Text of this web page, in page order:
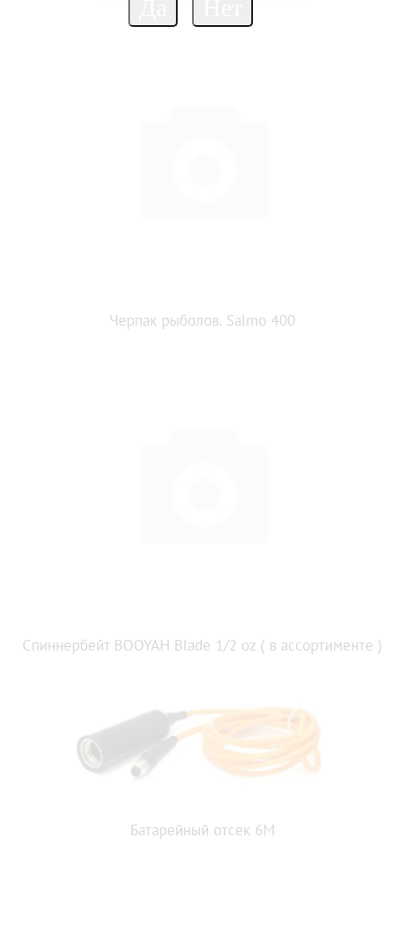
Черпак рыболов. Salmo 400
Спиннербейт BOOYAH Blade 1/2 oz ( в ассортименте )
Батарейный отсек 6М